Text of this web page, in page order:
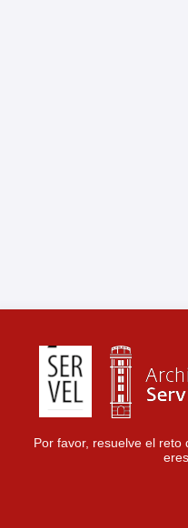
Por favor, resuelve el